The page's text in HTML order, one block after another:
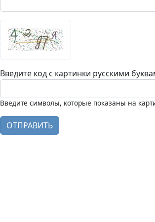
Введите код с картинки русскими
Введите символы, которые показаны на